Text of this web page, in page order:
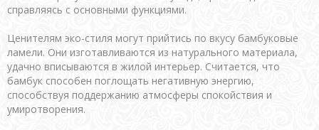
справляясь с основными функциями.
Ценителям эко-стиля могут прийтись по вкусу бамбуковые
ламели. Они изготавливаются из натурального материала,
удачно вписываются в жилой интерьер. Считается, что
бамбук способен поглощать негативную энергию,
способствуя поддержанию атмосферы спокойствия и
умиротворения.